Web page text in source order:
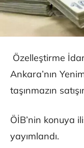
Özelleştirme
Ankara’nın
taşınmazın
ÖİB’nin konuya
yayımlandı.